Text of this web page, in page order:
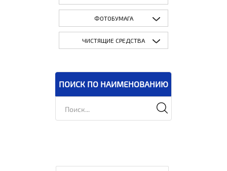
ФОТОБУМАГА
ЧИСТЯЩИЕ СРЕДСТВА
ПОИСК ПО НАИМЕНОВАНИЮ